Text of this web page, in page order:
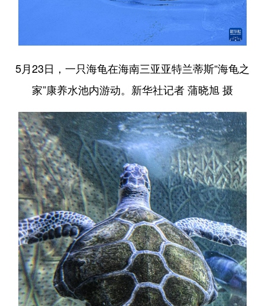
5月23日，一只海龟在海南三亚亚特兰蒂斯“海龟之
家”康养水池内游动。新华社记者 蒲晓旭 摄